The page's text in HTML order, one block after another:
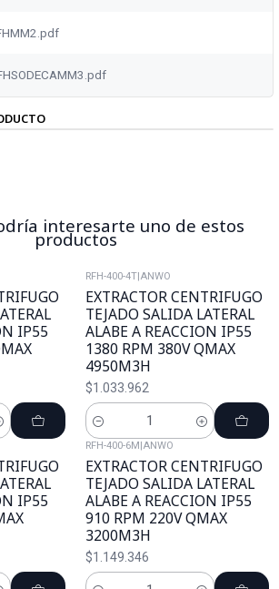
interesarte uno de estos
productos
IP55
RFH-400-4T ANWO
EXTRACTOR CENTRIFUGO
TEJADO SALIDA LATERAL
ALABE A REACCION IP55
1380 RPM 380V QMAX
4950M3H
$1.033.962
Cantidad
IP55
RFH-400-6M ANWO
EXTRACTOR CENTRIFUGO
TEJADO SALIDA LATERAL
ALABE A REACCION IP55
910 RPM 220V QMAX
3200M3H
$1.149.346